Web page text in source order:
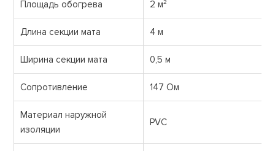
Площадь обогрева 2 м²
Длина секции мата 4 м
Ширина секции мата 0,5 м
Сопротивление 147 Ом
Материал наружной
изоляции
PVС